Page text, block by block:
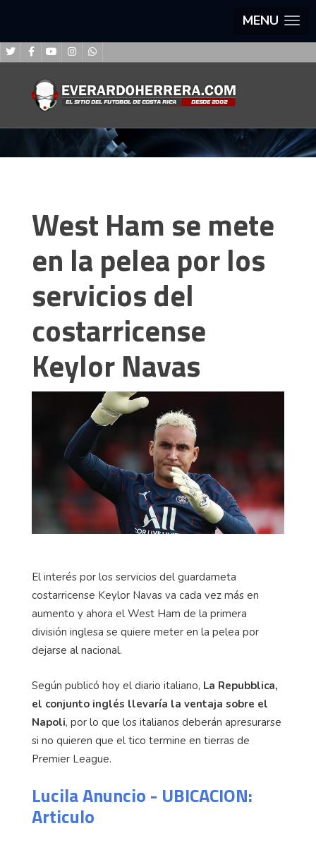
MENU
West Ham se mete
en la pelea por los
servicios del
costarricense
Keylor Navas
El interés por los servicios del guardameta
costarricense Keylor Navas va cada vez más en
aumento y ahora el West Ham de la primera
división inglesa se quiere meter en la pelea por
dejarse al nacional.
Según publicó hoy el diario italiano, La Repubblica,
el conjunto inglés llevaría la ventaja sobre el
Napoli, por lo que los italianos deberán apresurarse
si no quieren que el tico termine en tierras de
Premier League.
Lucila Anuncio - UBICACION:
Articulo